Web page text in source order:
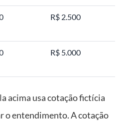
R$ 2.500
R$ 5.000
acima usa cotação fictícia
o entendimento. A cotação